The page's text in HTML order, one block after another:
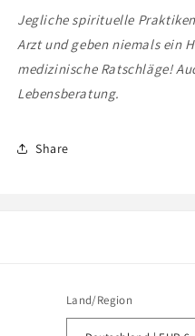
Jegliche spirituelle
Arzt und geben niemals ein
medizinische Ratschläge!
Lebensberatung.
Share
Land/Region